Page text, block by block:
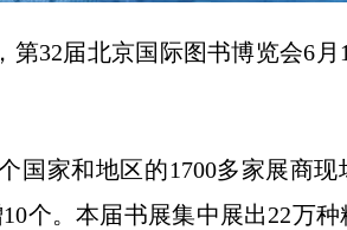
第32届北京国际图书博览会6月
国家和地区的1700多家展商现
个。本届书展集中展出22万种